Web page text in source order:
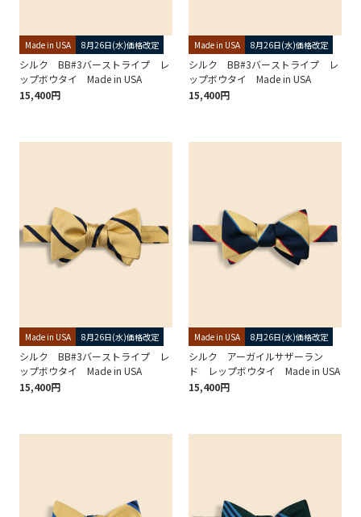
Made in USA 8月26日(水)価格改定
シルク BB#3バーストライプ レ
ップボウタイ Made in USA
15,400円
Made in USA 8月26日(水)価格改定
シルク BB#3バーストライプ レ
ップボウタイ Made in USA
15,400円
Made in USA 8月26日(水)価格改定
シルク BB#3バーストライプ レ
ップボウタイ Made in USA
15,400円
Made in USA 8月26日(水)価格改定
シルク アーガイルサザーラン
ド レップボウタイ Made in USA
15,400円